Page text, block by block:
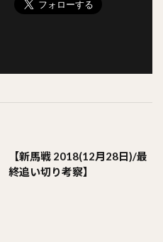
【新馬戦 2018(12月28日)/最
終追い切り考察】